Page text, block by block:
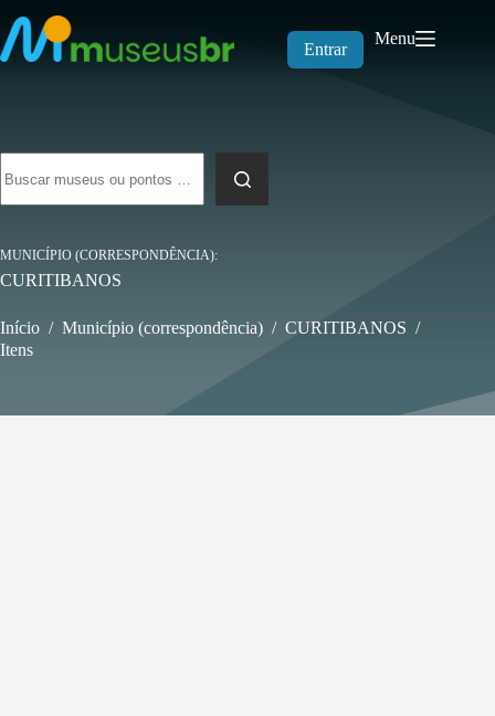
para
o
conteúdo
Entrar
Menu
resultados
MUNICÍPIO (CORRESPONDÊNCIA)
CURITIBANOS
Início / Município (correspondência) / CURITIBANOS /
Itens